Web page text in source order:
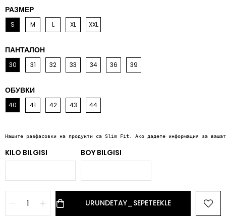
РАЗМЕР
S M L XL XXL
ПАНТАЛОН
30 31 32 33 34 36 39
ОБУВКИ
40 41 42 43 44
Нашите разфасовки на продукти са Slim Fit. Ако дадете информация за
KILO BILGISI BOY BILGISI